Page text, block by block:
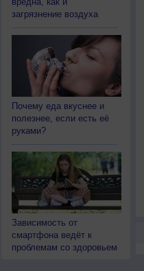
загрязнение воздуха
Почему еда вкуснее и
полезнее, если есть её
руками?
Зависимость от
смартфона ведёт к
проблемам со здоровьем